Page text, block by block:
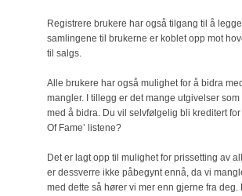
Registrere brukere har også tilgang til å
samlingene til brukerne er koblet opp mot
til salgs.
Alle brukere har også mulighet for å bidra
mangler. I tillegg er det mange utgivelser
med å bidra. Du vil selvfølgelig bli kreditert
Of Fame’ listene?
Det er lagt opp til mulighet for prissetting av
er dessverre ikke påbegynt ennå, da vi
med dette så hører vi mer enn gjerne fra